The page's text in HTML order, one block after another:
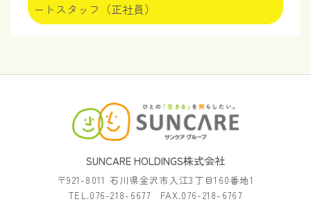
ートスタッフ（正社員）
SUNCARE HOLDINGS株式会社
〒921-8011 石川県金沢市入江3丁目160番地1
TEL.076-218-6677 FAX.076-218-6767